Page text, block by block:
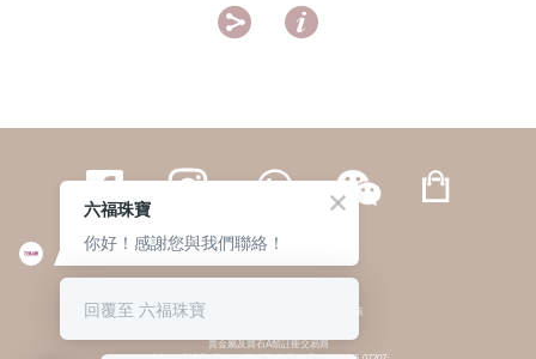
 
繁體 | 簡体
© 六福集團 版權所有 不得轉載 私隱政策
貴金屬及寶石A類註冊交易商
六福珠寶
你好！感謝您與我們聯絡！
回覆至 六福珠寶